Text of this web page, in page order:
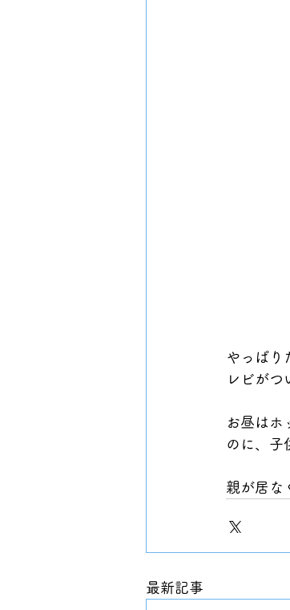
やっぱり
レビがつ
お昼はホ
のに、子
親が居な
最新記事